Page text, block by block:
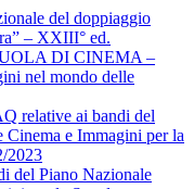
del doppiaggio
– XXIII° ed.
DI CINEMA –
nel mondo delle
relative ai bandi del
Cinema e Immagini per la
2023
del Piano Nazionale